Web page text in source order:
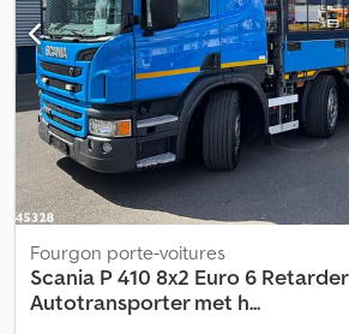
Fourgon porte-voitures
Scania P 410 8x2 Euro 6 Retarder
Autotransporter met h...